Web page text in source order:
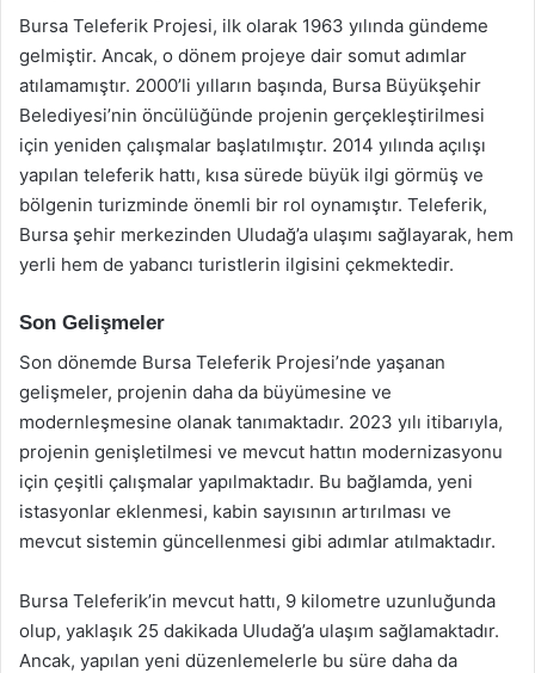
Bursa Teleferik Projesi, ilk olarak 1963 yılında gündeme
gelmiştir. Ancak, o dönem projeye dair somut adımlar
atılamamıştır. 2000’li yılların başında, Bursa Büyükşehir
Belediyesi’nin öncülüğünde projenin gerçekleştirilmesi
için yeniden çalışmalar başlatılmıştır. 2014 yılında açılışı
yapılan teleferik hattı, kısa sürede büyük ilgi görmüş ve
bölgenin turizminde önemli bir rol oynamıştır. Teleferik,
Bursa şehir merkezinden Uludağ’a ulaşımı sağlayarak, hem
yerli hem de yabancı turistlerin ilgisini çekmektedir.
Son Gelişmeler
Son dönemde Bursa Teleferik Projesi’nde yaşanan
gelişmeler, projenin daha da büyümesine ve
modernleşmesine olanak tanımaktadır. 2023 yılı itibarıyla,
projenin genişletilmesi ve mevcut hattın modernizasyonu
için çeşitli çalışmalar yapılmaktadır. Bu bağlamda, yeni
istasyonlar eklenmesi, kabin sayısının artırılması ve
mevcut sistemin güncellenmesi gibi adımlar atılmaktadır.
Bursa Teleferik’in mevcut hattı, 9 kilometre uzunluğunda
olup, yaklaşık 25 dakikada Uludağ’a ulaşım sağlamaktadır.
Ancak, yapılan yeni düzenlemelerle bu süre daha da